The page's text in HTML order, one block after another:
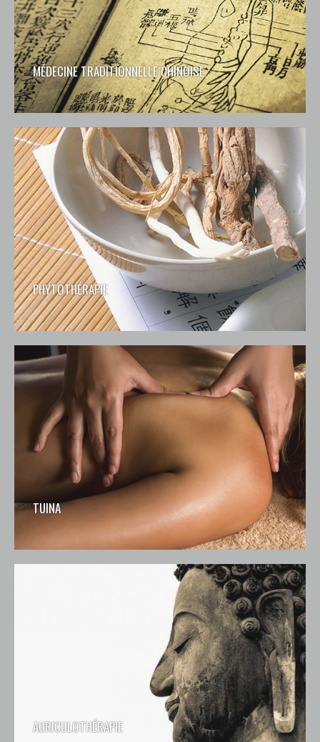
MÉDECINE TRADITIONNELLE CHINOISE
PHYTOTHÉRAPIE
TUINA
AURICULOTHÉRAPIE